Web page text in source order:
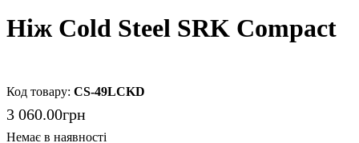
Ніж Cold Steel SRK Compact
CS-49LCKD
3 060.00грн